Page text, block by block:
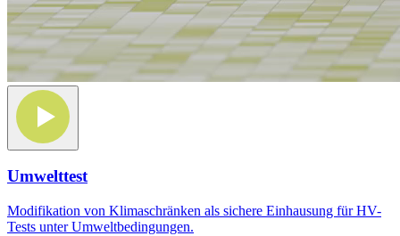
Umwelttest
Modifikation von Klimaschränken als sichere Einhausung für HV-
Tests unter Umweltbedingungen.